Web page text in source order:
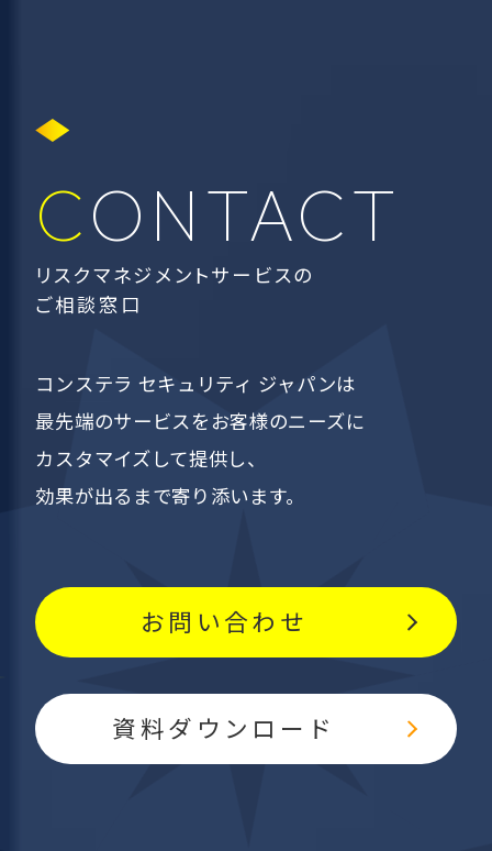
CONTACT
リスクマネジメントサービスの
ご相談窓口
コンステラ セキュリティ ジャパンは
最先端のサービスをお客様のニーズに
カスタマイズして提供し、
効果が出るまで寄り添います。
お問い合わせ
資料ダウンロード